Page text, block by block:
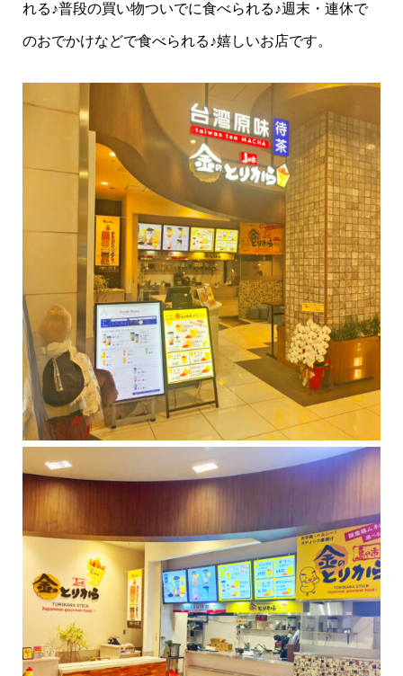
れる♪普段の買い物ついでに食べられる♪週末・連休で
のおでかけなどで食べられる♪嬉しいお店です。